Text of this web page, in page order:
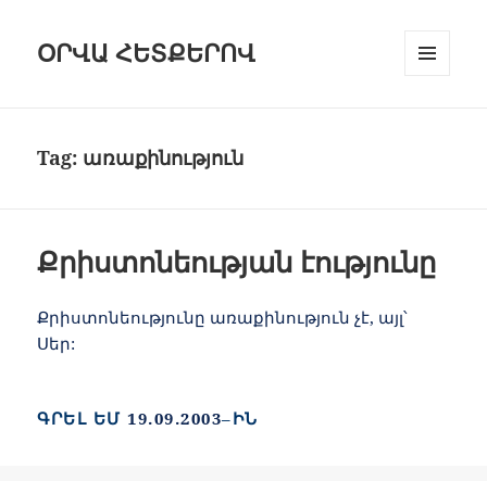
ՕՐՎԱ ՀԵՏՔԵՐՈՎ
Tag: առաքինություն
Քրիստոնեության էությունը
Քրիստոնեությունը առաքինություն չէ, այլ՝
Սեր:
ԳՐԵԼ ԵՄ19.09.2003–ԻՆ